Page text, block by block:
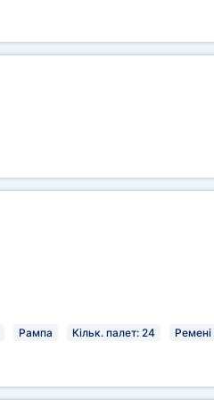
Рампа Кільк. палет: 24 Ремені